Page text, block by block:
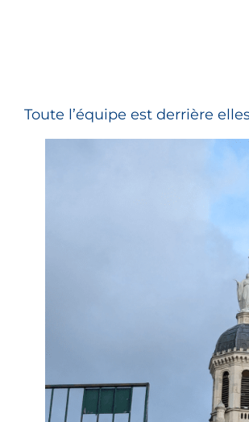
Toute l’équipe est derrière